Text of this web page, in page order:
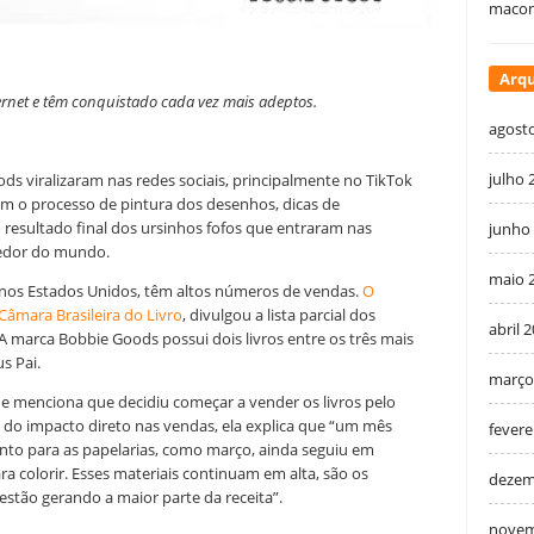
e têm conquistado cada vez mais adeptos.
viralizaram nas redes sociais, principalmente no TikTok
o processo de pintura dos desenhos, dicas de
resultado final dos ursinhos fofos que entraram nas
do mundo.
Estados Unidos, têm altos números de vendas.O
Brasileira do Livro, divulgou a lista parcial dos
marca Bobbie Goods possui dois livros entre os três mais
Pai.
menciona que decidiu começar a vender os livros pelo
impacto direto nas vendas, ela explica que “um mês
para as papelarias, como março, ainda seguiu em
colorir. Esses materiais continuam em alta, são os
gerando a maior parte da receita”.
julho
junho
maio
abril